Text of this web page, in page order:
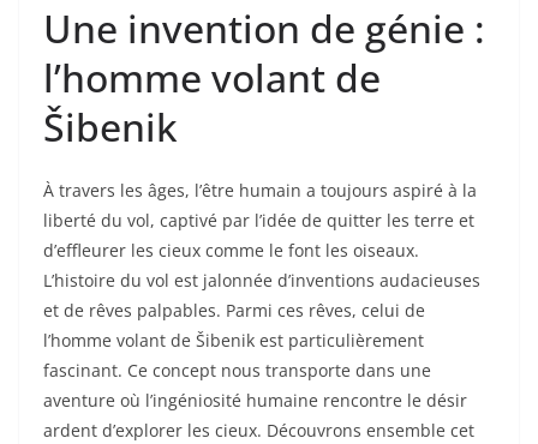
Une invention de génie :
l’homme volant de
Šibenik
À travers les âges, l’être humain a toujours aspiré à la
liberté du vol, captivé par l’idée de quitter les terre et
d’effleurer les cieux comme le font les oiseaux.
L’histoire du vol est jalonnée d’inventions audacieuses
et de rêves palpables. Parmi ces rêves, celui de
l’homme volant de Šibenik est particulièrement
fascinant. Ce concept nous transporte dans une
aventure où l’ingéniosité humaine rencontre le désir
ardent d’explorer les cieux. Découvrons ensemble cet